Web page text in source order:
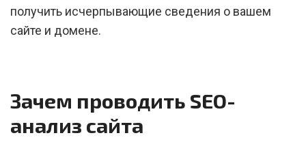
получить исчерпывающие сведения о вашем
сайте и домене.
Зачем проводить SEO-
анализ сайта